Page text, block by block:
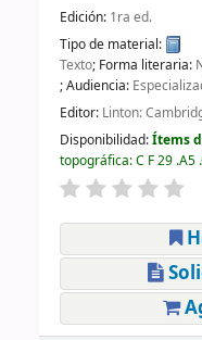
Edición: 1ra ed.
Tipo de material:
Texto; Forma literaria:
; Audiencia:
Editor: Linton:
Disponibilidad:Ítems
topográfica:C F 29 .A5